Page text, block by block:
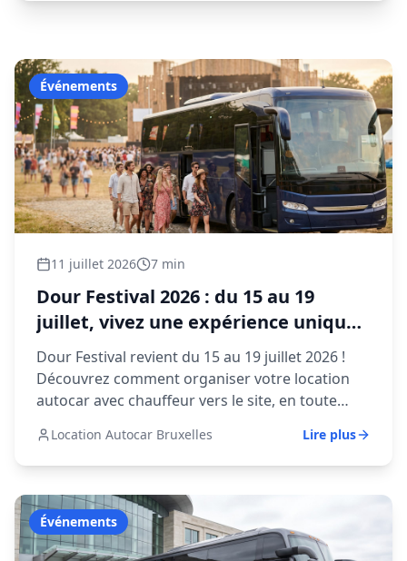
Événements
11 juillet 2026 7 min
Dour Festival 2026 : du 15 au 19
juillet, vivez une expérience unique
en Belgique
Dour Festival revient du 15 au 19 juillet 2026 !
Découvrez comment organiser votre location
autocar avec chauffeur vers le site, en toute
maintenant.
Location Autocar Bruxelles Lire plus
Événements